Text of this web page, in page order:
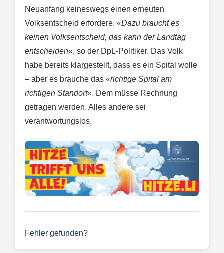
Neuanfang keineswegs einen erneuten
Volksentscheid erfordere. «Dazu braucht es
keinen Volksentscheid, das kann der Landtag
entscheiden«, so der DpL-Politiker. Das Volk
habe bereits klargestellt, dass es ein Spital wolle
– aber es brauche das «richtige Spital am
richtigen Standort«. Dem müsse Rechnung
getragen werden. Alles andere sei
verantwortungslos.
Fehler gefunden?